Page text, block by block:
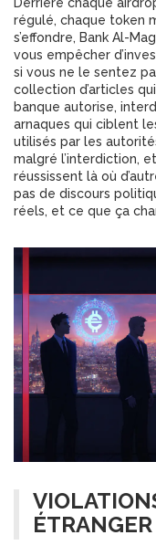
régulé, chaque token
s’effondre, Bank Al-
vous empêcher
si vous ne le sentez
collection d’articles
banque autorise,
arnaques qui ciblent
utilisés par les
malgré l’interdiction,
réussissent là où
pas de discours
réels, et ce que ça